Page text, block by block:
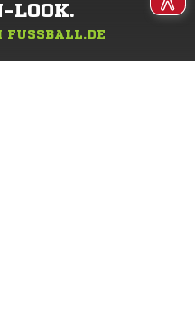
LOOK.
FUSSBALL.DE